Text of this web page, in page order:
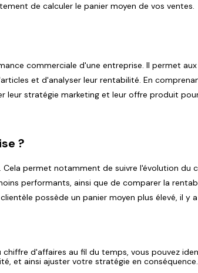
de calculer le panier moyen de vos ventes.
commerciale d'une entreprise. Il permet aux
et d'analyser leur rentabilité. En
leur stratégie marketing et leur offre produit
?
Cela permet notamment de suivre l'évolution du
performants, ainsi que de comparer la
possède un panier moyen plus élevé, il y
chiffre d'affaires au fil du temps, vous pouvez
et ainsi ajuster votre stratégie en conséquence.